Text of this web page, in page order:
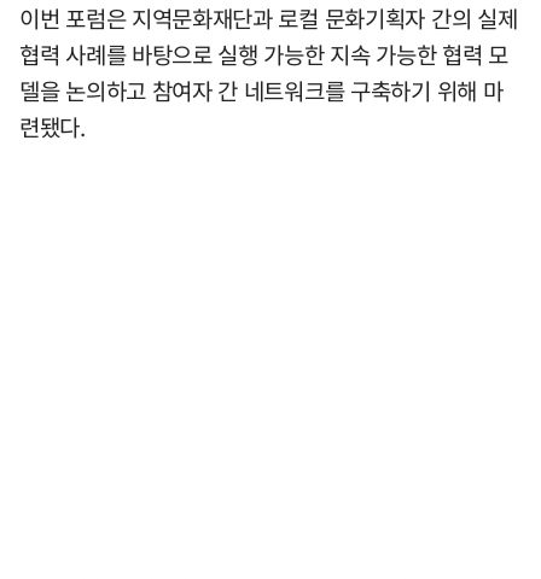
이번 포럼은 지역문화재단과 로컬 문화기획자 간의 실제
협력 사례를 바탕으로 실행 가능한 지속 가능한 협력 모
델을 논의하고 참여자 간 네트워크를 구축하기 위해 마
련됐다.